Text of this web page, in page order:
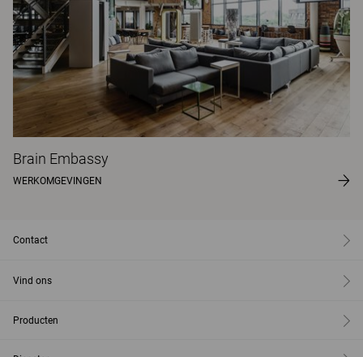
Brain Embassy
WERKOMGEVINGEN
Contact
Vind ons
Producten